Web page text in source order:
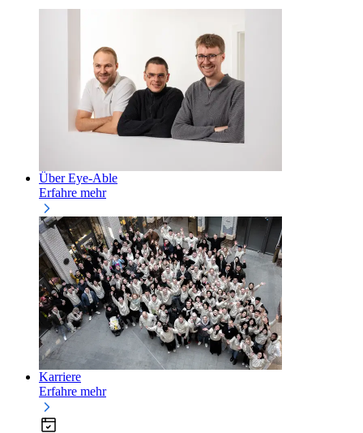
Über Eye-Able
Erfahre mehr
Karriere
Erfahre mehr